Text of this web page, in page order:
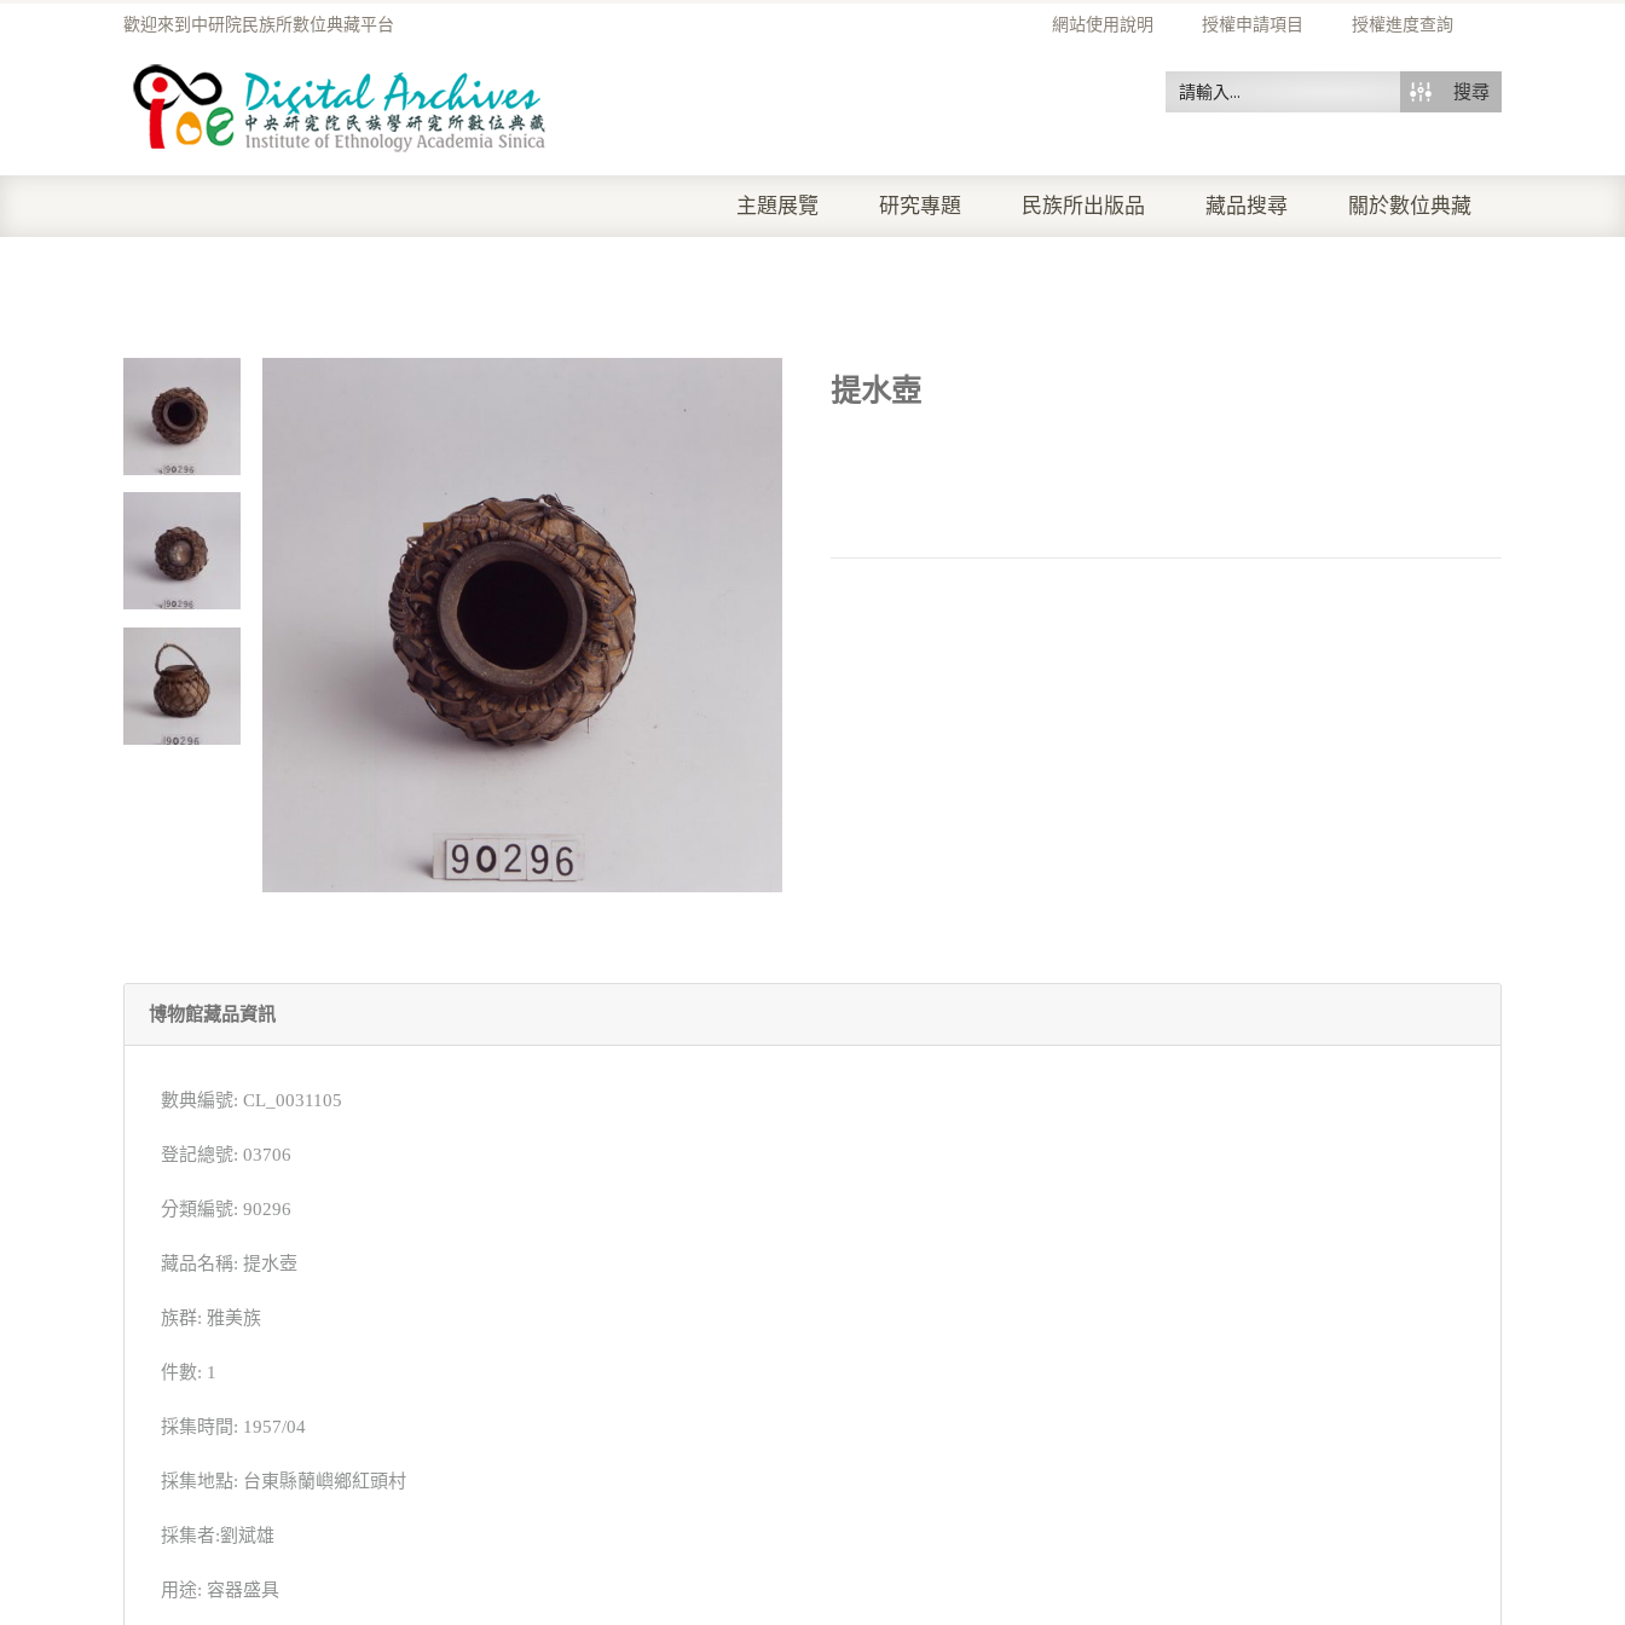
網站使用說明 授權申請項目 授權進度查詢
歡迎來到中研院民族所數位典藏平台
搜尋
主題展覽 研究專題 民族所出版品 藏品搜尋 關於數位典藏
提水壺
博物館藏品資訊
數典編號: CL_0031105
登記總號: 03706
分類編號: 90296
藏品名稱: 提水壺
族群: 雅美族
件數: 1
採集時間: 1957/04
採集地點: 台東縣蘭嶼鄉紅頭村
採集者:劉斌雄
用途: 容器盛具